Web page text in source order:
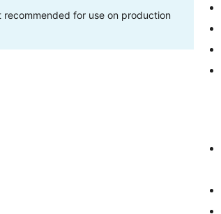
for use on production